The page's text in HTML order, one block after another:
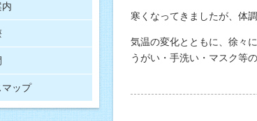
寒くなってきましたが、体
気温の変化とともに、徐々
うがい・手洗い・マスク等
マップ